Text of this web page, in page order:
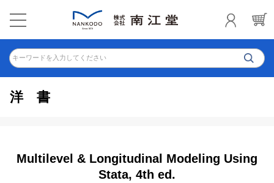
キーワードを入力してください
洋書
Multilevel & Longitudinal Modeling Using
Stata, 4th ed.